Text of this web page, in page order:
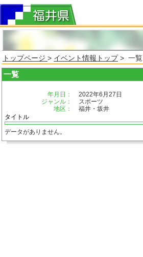
トップページ > イベント情報トップ> 一覧
一覧
年月日：
2022年6月27日
ジャンル：
スポーツ
地区：
福井・坂井
タイトル
データがありません。